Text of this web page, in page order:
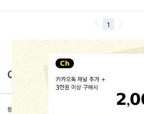
Q&A
등록된 문의가 없습니다.